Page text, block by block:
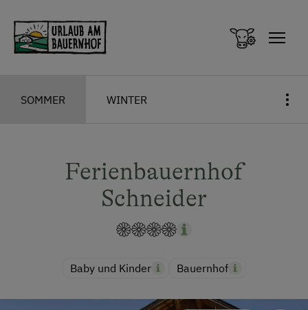
SOMMER WINTER
Ferienbauernhof
Schneider
Baby und Kinder Bauernhof